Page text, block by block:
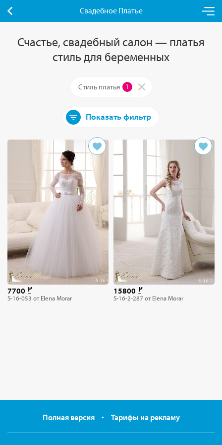
Свадебное Платье
Счастье, свадебный салон — платья
стиль для беременных
Стиль платья 1
Показать фильтр
7700
S-16-053 от Elena Morar
15800
S-16-2-287 от Elena Morar
Полная версия Тарифы на рекламу